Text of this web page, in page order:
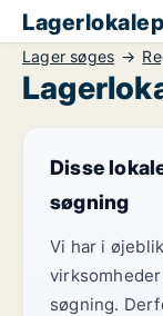
Lager søges
Disse
søgning
Vi har i
søgning.